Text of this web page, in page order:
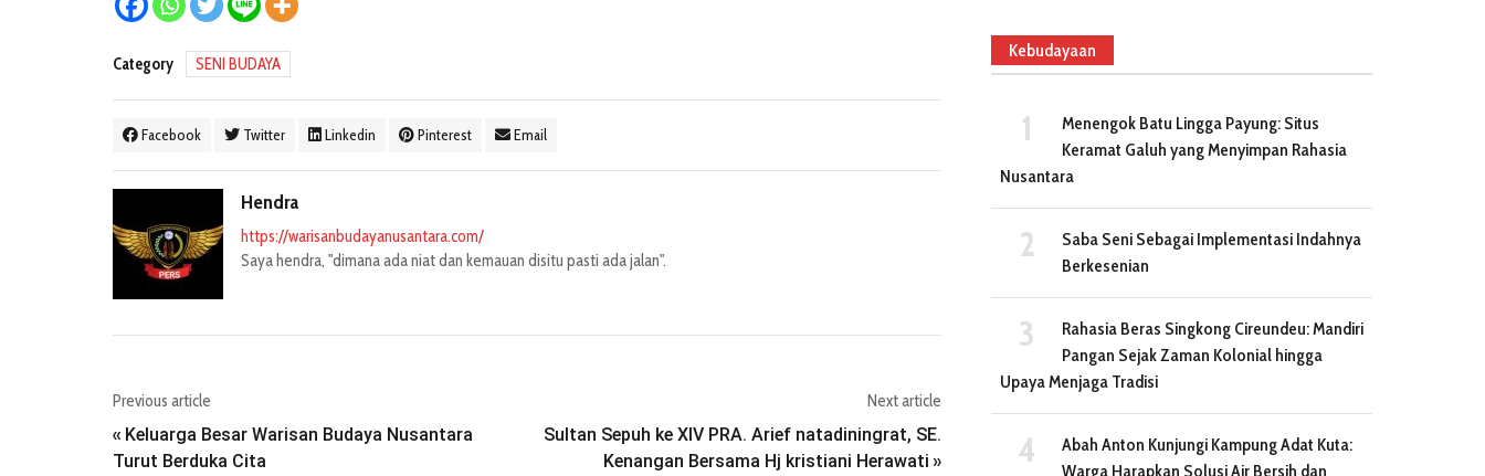
Category SENI BUDAYA
Facebook Twitter Linkedin Pinterest Email
Hendra
https://warisanbudayanusantara.com/
Saya hendra, "dimana ada niat dan kemauan disitu pasti ada jalan".
Previous article
« Keluarga Besar Warisan Budaya Nusantara
Turut Berduka Cita
Next article
Sultan Sepuh ke XIV PRA. Arief natadiningrat, SE.
Kenangan Bersama Hj kristiani Herawati »
Kebudayaan
Menengok Batu Lingga Payung: Situs
Keramat Galuh yang Menyimpan Rahasia
Nusantara
Saba Seni Sebagai Implementasi Indahnya
Berkesenian
Rahasia Beras Singkong Cireundeu: Mandiri
Pangan Sejak Zaman Kolonial hingga
Upaya Menjaga Tradisi
Abah Anton Kunjungi Kampung Adat Kuta:
Warga Harapkan Solusi Air Bersih dan